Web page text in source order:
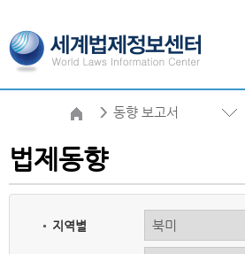
동향 보고서
법제동향
지역별